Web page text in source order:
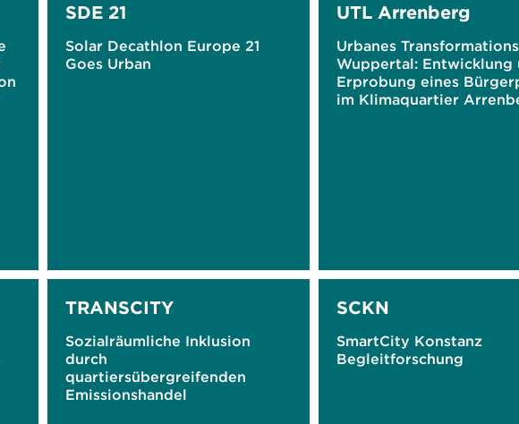
SDE 21
Solar Decathlon Europe 21
Goes Urban
UTL Arrenberg
Urbanes
Wuppertal: Entwicklung
Erprobung eines
im Klimaquartier
TRANSCITY
Sozialräumliche Inklusion
durch
quartiersübergreifenden
Emissionshandel
SCKN
SmartCity Konstanz
Begleitforschung